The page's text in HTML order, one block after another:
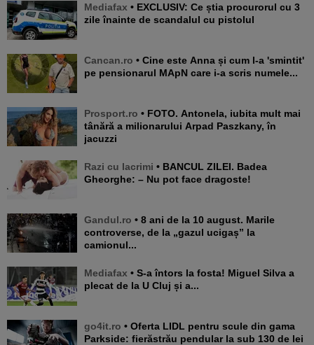
Mediafax • EXCLUSIV: Ce știa procurorul cu 3
zile înainte de scandalul cu pistolul
Cancan.ro • Cine este Anna și cum l-a 'smintit'
pe pensionarul MApN care i-a scris numele...
Prosport.ro • FOTO. Antonela, iubita mult mai
tânără a milionarului Arpad Paszkany, în
jacuzzi
Razi cu lacrimi • BANCUL ZILEI. Badea
Gheorghe: – Nu pot face dragoste!
Gandul.ro • 8 ani de la 10 august. Marile
controverse, de la „gazul ucigaș” la
camionul...
Mediafax • S-a întors la fosta! Miguel Silva a
plecat de la U Cluj și a...
go4it.ro • Oferta LIDL pentru scule din gama
Parkside: fierăstrău pendular la sub 130 de lei